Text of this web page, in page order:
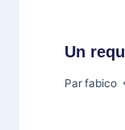
Un
Parfabico